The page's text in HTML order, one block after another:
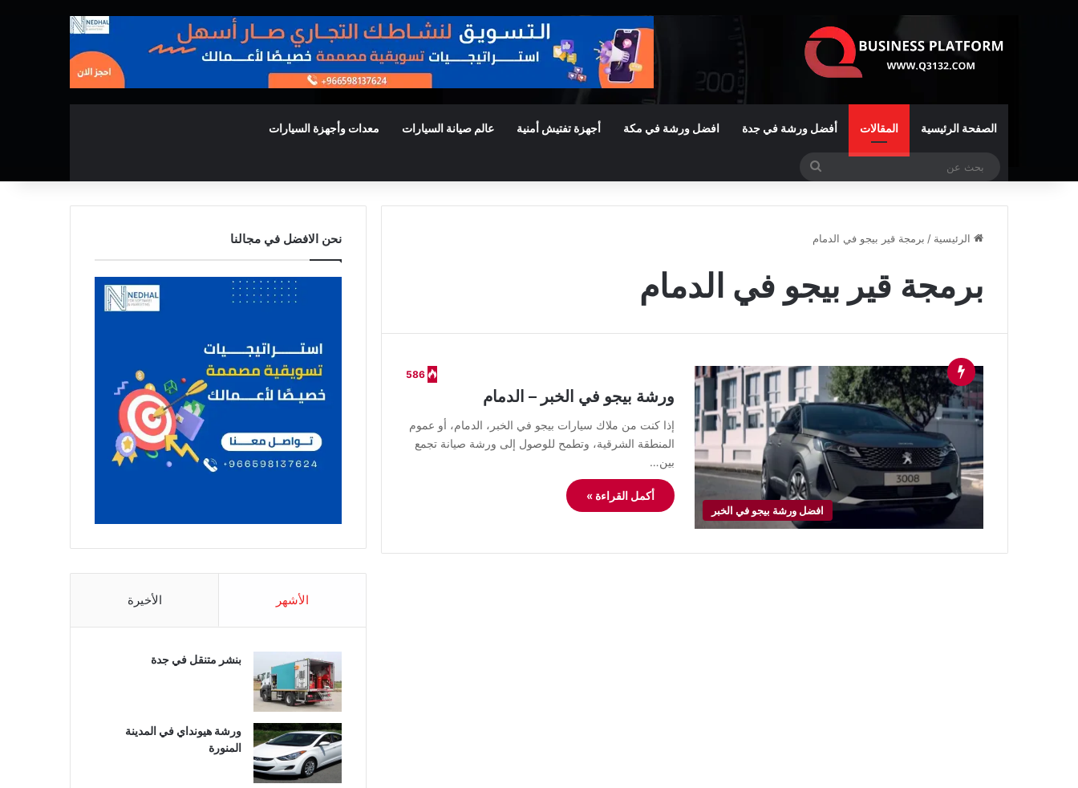
الصفحة الرئيسية المقالات أفضل ورشة في جدة افضل ورشة في مكة أجهزة تفتيش أمنية عالم صيانة السيارات معدات وأجهزة السيارات
الرئيسية / برمجة قير بيجو في الدمام
برمجة قير بيجو في الدمام
افضل ورشة بيجو في الخبر
586
ورشة بيجو في الخبر – الدمام
إذا كنت من ملاك سيارات بيجو في الخبر، الدمام، أو عموم
المنطقة الشرقية، وتطمح للوصول إلى ورشة صيانة تجمع
بين…
أكمل القراءة »
نحن الافضل في مجالنا
الأشهر الأخيرة
بنشر متنقل في جدة
ورشة هيونداي في المدينة
المنورة